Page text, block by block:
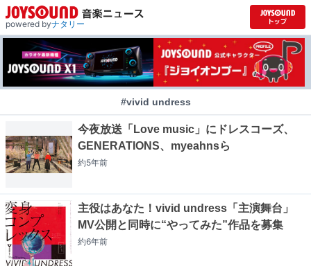
powered byナタリー
#vivid undress
今夜放送「Love music」にドレスコーズ、
GENERATIONS、myeahnsら
約5年前
主役はあなた！vivid undress「主演舞台」
MV公開と同時に“やってみた”作品を募集
約6年前